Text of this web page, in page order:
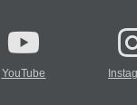
YouTube